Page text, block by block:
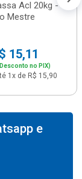
Acl 20kg -
Mestre
15,11
no PIX)
1x de R$ 15,90
e